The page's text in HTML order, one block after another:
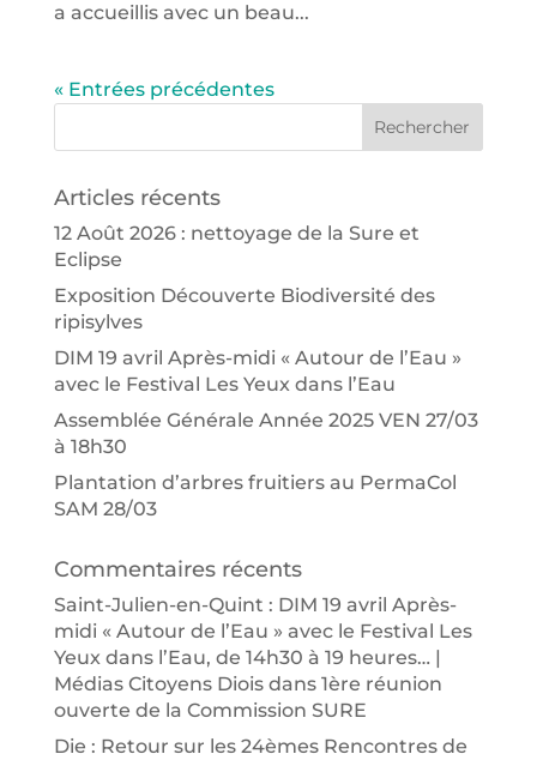
a accueillis avec un beau...
« Entrées précédentes
Articles récents
12 Août 2026 : nettoyage de la Sure et
Eclipse
Exposition Découverte Biodiversité des
ripisylves
DIM 19 avril Après-midi « Autour de l’Eau »
avec le Festival Les Yeux dans l’Eau
Assemblée Générale Année 2025 VEN 27/03
à 18h30
Plantation d’arbres fruitiers au PermaCol
SAM 28/03
Commentaires récents
Saint-Julien-en-Quint : DIM 19 avril Après-
midi « Autour de l’Eau » avec le Festival Les
Yeux dans l’Eau, de 14h30 à 19 heures… |
Médias Citoyens Dioisdans 1ère réunion
ouverte de la Commission SURE
Die : Retour sur les 24èmes Rencontres de